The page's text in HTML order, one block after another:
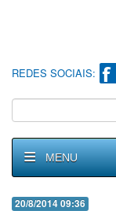
REDES SOCIAIS:
MENU
20/8/2014 09:36